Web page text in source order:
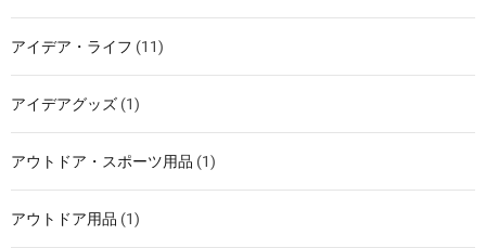
アイデア・ライフ (11)
アイデアグッズ (1)
アウトドア・スポーツ用品 (1)
アウトドア用品 (1)